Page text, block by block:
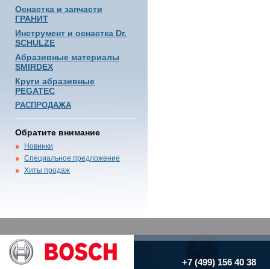
Оснастка и запчасти
ГРАНИТ
Инструмент и оснастка Dr.
SCHULZE
Абразивные материалы
SMIRDEX
Круги абразивные
PEGATEC
РАСПРОДАЖА
Обратите внимание
Новинки
Специальное предложение
Хиты продаж
+7 (499) 156 40 38